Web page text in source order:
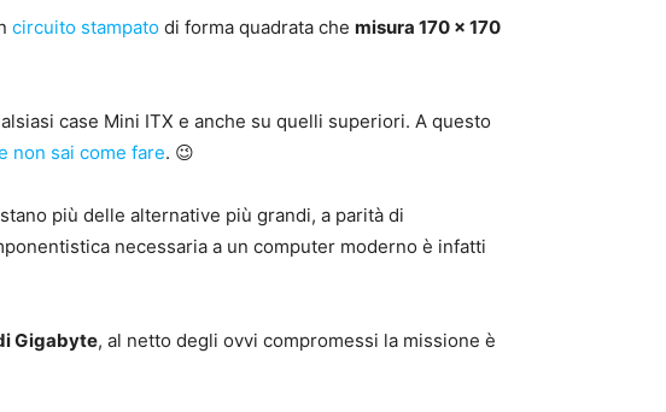
circuito stampato di forma quadrata che misura 170 x 170
case Mini ITX e anche su quelli superiori. A questo
non sai come fare. 😉
più delle alternative più grandi, a parità di
necessaria a un computer moderno è infatti
Gigabyte, al netto degli ovvi compromessi la missione è